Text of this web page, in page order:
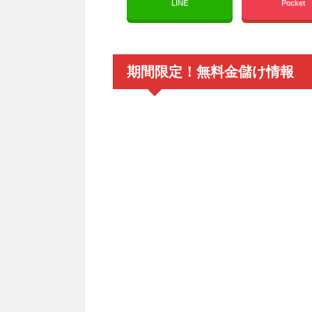
LINE Pocket
期間限定！無料金儲け情報